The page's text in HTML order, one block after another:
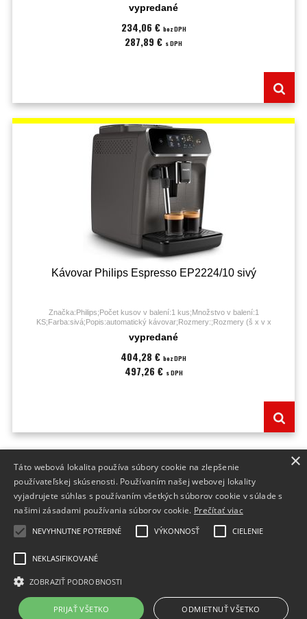
vypredané
234,06 € bez DPH
287,89 € s DPH
Kávovar Philips Espresso EP2224/10 sivý
Značka:Philips;Počet kusov v balení:1 kus;Množstvo v balení:1
KS;Farba:sivá;Popis:automatický kávovar;Rozmery:;Rozmery (š x v x
h):23,8x35,1x43 cm;
vypredané
404,28 € bez DPH
497,26 € s DPH
INFO
DODANIE TOVARU
Copyright 2015 - 2026 © Tonery pre každú tlačiareň
×
Táto webová lokalita používa súbory cookie na zlepšenie
používateľskej skúsenosti. Používaním našej webovej lokality
vyjadrujete súhlas s používaním všetkých súborov cookie v súlade s
našimi zásadami používania súborov cookie. Prečítať viac
NEVYHNUTNE POTREBNÉ VÝKONNOSŤ CIELENIE
NEKLASIFIKOVANÉ
ZOBRAZIŤ PODROBNOSTI
PRIJAŤ VŠETKO ODMIETNUŤ VŠETKO